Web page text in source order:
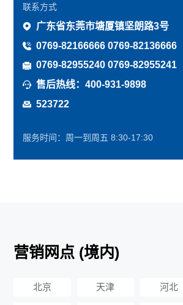
联系方式
广东省东莞市塘厦镇坚朗路3号
0769-82166666 0769-82136666
0769-82955240 0769-82955241
售后热线：400-931-9898
523722
服务时间：周一到周五 8:30-17:30
营销网点 (境内)
北京 天津 河北